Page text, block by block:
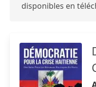
disponibles en